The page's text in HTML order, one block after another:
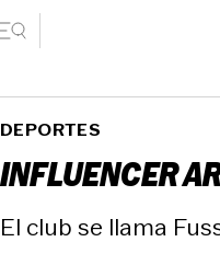
DEPORTES
INFLUENCER
El club se llama